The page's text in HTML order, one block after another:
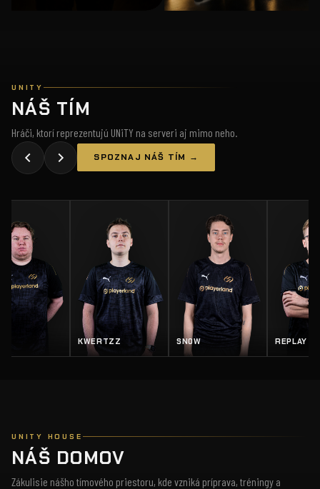
UNITY
NÁŠ TÍM
Hráči, ktorí reprezentujú UNiTY na serveri aj mimo neho.
SPOZNAJ NÁŠ TÍM →
SN0W REPLAY SALTY
UNITY HOUSE
NÁŠ DOMOV
Zákulisie nášho tímového priestoru, kde vzniká príprava, tréningy a